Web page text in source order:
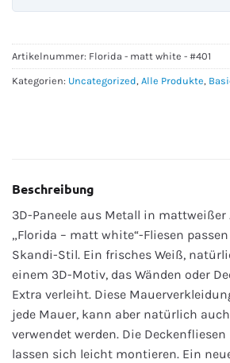
Artikelnummer: Florida - matt white - #401
Kategorien: Uncategorized, Alle Produkte,
Beschreibung
3D-Paneele aus Metall in
„Florida – matt white“-Fliesen
Skandi-Stil. Ein frisches Weiß,
einem 3D-Motiv, das Wänden oder
Extra verleiht. Diese
jede Mauer, kann aber natürlich
verwendet werden. Die Deckenfliesen
lassen sich leicht montieren. Ein